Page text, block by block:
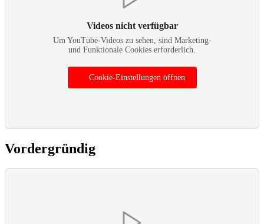
Videos nicht verfügbar
Um YouTube-Videos zu sehen, sind Marketing-
und Funktionale Cookies erforderlich.
Cookie-Einstellungen öffnen
Vordergründig